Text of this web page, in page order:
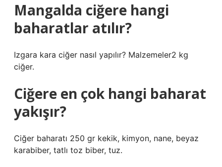
Mangalda ciğere hangi
baharatlar atılır?
Izgara kara ciğer nasıl yapılır? Malzemeler2 kg
ciğer.
Ciğere en çok hangi baharat
yakışır?
Ciğer baharatı 250 gr kekik, kimyon, nane, beyaz
karabiber, tatlı toz biber, tuz.